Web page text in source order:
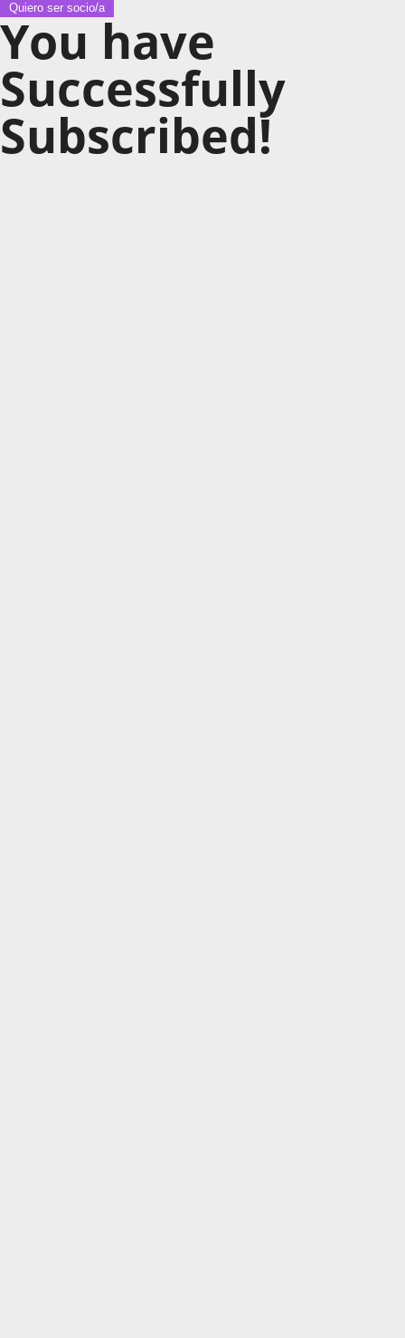
Quiero ser socio/a
You have
Successfully
Subscribed!